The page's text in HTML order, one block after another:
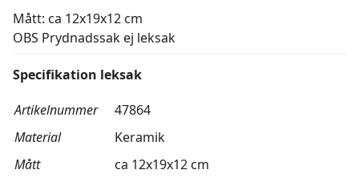
Mått: ca 12x19x12 cm
OBS Prydnadssak ej leksak
Specifikation leksak
Artikelnummer
47864
Material
Keramik
Mått
ca 12x19x12 cm